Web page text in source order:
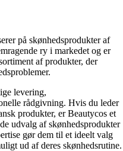
på skønhedsprodukter af
ry i markedet og er
af produkter, der
levering,
rådgivning. Hvis du leder
produkter, er Beautycos et
udvalg af skønhedsprodukter
gør dem til et ideelt valg
ud af deres skønhedsrutine.